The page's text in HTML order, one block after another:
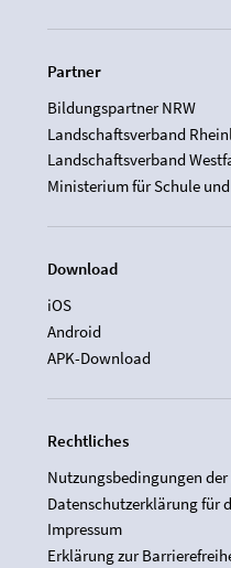
Partner
Bildungspartner NRW
Landschaftsverband
Landschaftsverband
Ministerium für Schule
Download
iOS
Android
APK-Download
Rechtliches
Nutzungsbedingungen der
Datenschutzerklärung für
Impressum
Erklärung zur